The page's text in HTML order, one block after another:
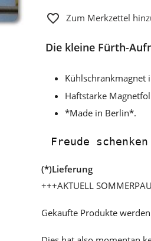
Zum Merkzettel
Die kleine Fürth-
Kühlschrankmagnet
Haftstarke
*Made in Berlin*.
Freude
(*)Lieferung
+++AKTUELL
Gekaufte Produkte